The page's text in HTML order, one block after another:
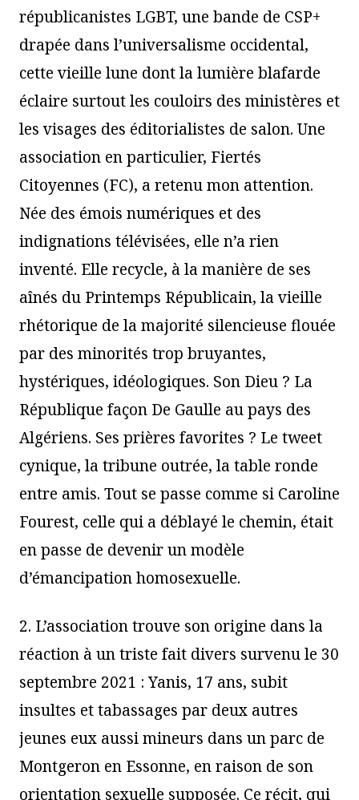
républicanistes LGBT, une bande de CSP+
drapée dans l’universalisme occidental,
cette vieille lune dont la lumière blafarde
éclaire surtout les couloirs des ministères et
les visages des éditorialistes de salon. Une
association en particulier, Fiertés
Citoyennes (FC), a retenu mon attention.
Née des émois numériques et des
indignations télévisées, elle n’a rien
inventé. Elle recycle, à la manière de ses
aînés du Printemps Républicain, la vieille
rhétorique de la majorité silencieuse flouée
par des minorités trop bruyantes,
hystériques, idéologiques. Son Dieu ? La
République façon De Gaulle au pays des
Algériens. Ses prières favorites ? Le tweet
cynique, la tribune outrée, la table ronde
entre amis. Tout se passe comme si Caroline
Fourest, celle qui a déblayé le chemin, était
en passe de devenir un modèle
d’émancipation homosexuelle.
2. L’association trouve son origine dans la
réaction à un triste fait divers survenu le 30
septembre 2021 : Yanis, 17 ans, subit
insultes et tabassages par deux autres
jeunes eux aussi mineurs dans un parc de
Montgeron en Essonne, en raison de son
orientation sexuelle supposée. Ce récit, qui